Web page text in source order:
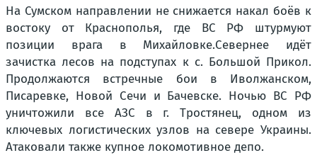
На Сумском направлении не снижается накал боёв к
востоку от Краснополья, где ВС РФ штурмуют
позиции врага в Михайловке.Севернее идёт
зачистка лесов на подступах к с. Большой Прикол.
Продолжаются встречные бои в Иволжанском,
Писаревке, Новой Сечи и Бачевске. Ночью ВС РФ
уничтожили все АЗС в г. Тростянец, одном из
ключевых логистических узлов на севере Украины.
Атаковали также купное локомотивное депо.